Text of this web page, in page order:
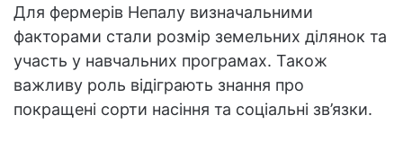
Для фермерів Непалу визначальними
факторами стали розмір земельних ділянок та
участь у навчальних програмах. Також
важливу роль відіграють знання про
покращені сорти насіння та соціальні зв’язки.